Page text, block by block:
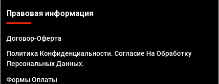
Правовая информация
Договор-Оферта
Политика Конфиденциальности. Согласие На Обработку
Персональных Данных.
Формы Оплаты